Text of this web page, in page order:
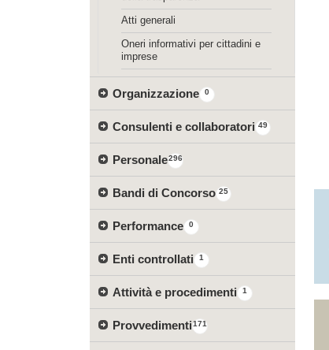
Atti generali
Oneri informativi per cittadini e
imprese
0
Organizzazione
49
Consulenti e collaboratori
296
Personale
25
Bandi di Concorso
0
Performance
1
Enti controllati
1
Attività e procedimenti
171
Provvedimenti